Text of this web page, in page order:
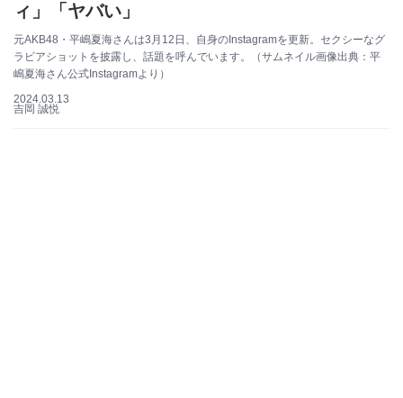
ィ」「ヤバい」
元AKB48・平嶋夏海さんは3月12日、自身のInstagramを更新。セクシーなグ
ラビアショットを披露し、話題を呼んでいます。（サムネイル画像出典：平
嶋夏海さん公式Instagramより）
2024.03.13
吉岡 誠悦